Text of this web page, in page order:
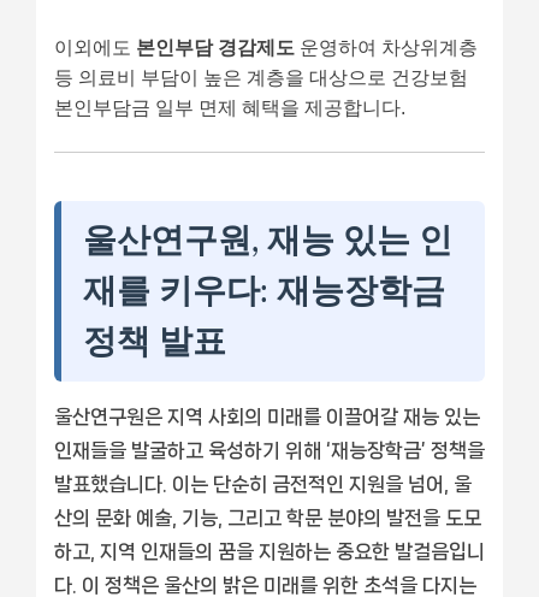
이외에도 본인부담 경감제도 운영하여 차상위계층
등 의료비 부담이 높은 계층을 대상으로 건강보험
본인부담금 일부 면제 혜택을 제공합니다.
울산연구원, 재능 있는 인
재를 키우다: 재능장학금
정책 발표
울산연구원은 지역 사회의 미래를 이끌어갈 재능 있는
인재들을 발굴하고 육성하기 위해 ‘재능장학금’ 정책을
발표했습니다. 이는 단순히 금전적인 지원을 넘어, 울
산의 문화 예술, 기능, 그리고 학문 분야의 발전을 도모
하고, 지역 인재들의 꿈을 지원하는 중요한 발걸음입니
다. 이 정책은 울산의 밝은 미래를 위한 초석을 다지는